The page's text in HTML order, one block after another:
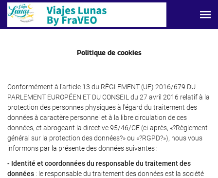
Politique de cookies
Conformément à l'article 13 du RÈGLEMENT (UE) 2016/679 DU
PARLEMENT EUROPÉEN ET DU CONSEIL du 27 avril 2016 relatif à la
protection des personnes physiques à l'égard du traitement des
données à caractère personnel et à la libre circulation de ces
données, et abrogeant la directive 95/46/CE (ci-après, «?Règlement
général sur la protection des données?» ou «?RGPD?»), nous vous
informons par la présente des données suivantes :
- Identité et coordonnées du responsable du traitement des
données : le responsable du traitement des données est la société